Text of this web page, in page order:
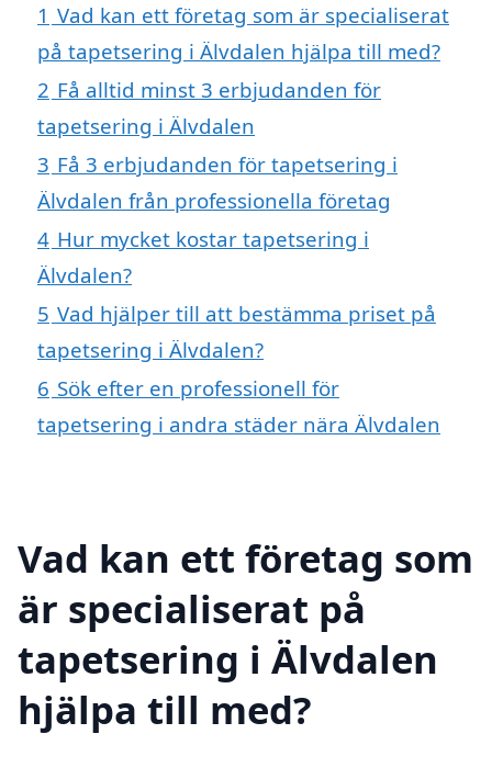
1 Vad kan ett företag som är specialiserat
på tapetsering i Älvdalen hjälpa till med?
2 Få alltid minst 3 erbjudanden för
tapetsering i Älvdalen
3 Få 3 erbjudanden för tapetsering i
Älvdalen från professionella företag
4 Hur mycket kostar tapetsering i
Älvdalen?
5 Vad hjälper till att bestämma priset på
tapetsering i Älvdalen?
6 Sök efter en professionell för
tapetsering i andra städer nära Älvdalen
Vad kan ett företag som
är specialiserat på
tapetsering i Älvdalen
hjälpa till med?